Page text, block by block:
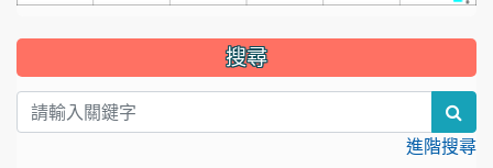
::: 搜尋
進階搜尋